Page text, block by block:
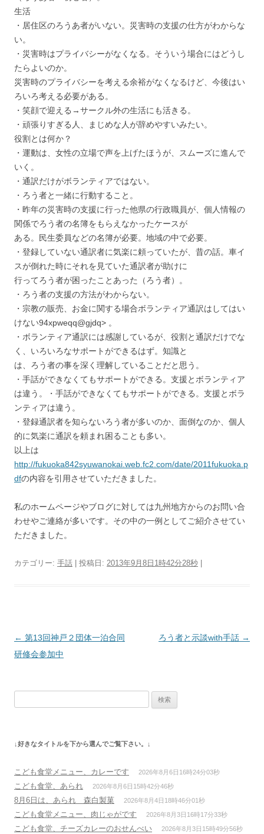
生活
・居住区のろうあ者がいない。災害時の支援の仕方がわからな
い。
・災害時はプライバシーがなくなる。そういう場合にはどうし
たらよいのか。
災害時のプライバシーを考える余裕がなくなるけど、今後はい
ろいろ考える必要がある。
・笑顔で迎える→サークル外の生活にも活きる。
・頑張りすぎる人、まじめな人が辞めやすいみたい。
役割とは何か？
・運動は、女性の立場で声を上げたほうが、スムーズに進んで
いく。
・通訳だけがボランティアではない。
・ろう者と一緒に行動すること。
・昨年の災害時の支援に行った他県の行政職員が、個人情報の
関係でろう者の名簿をもらえなかったケースが
ある。民生委員などの名簿が必要。地域の中で必要。
・登録していない通訳者に気楽に頼っていたが、昔の話。車イ
スが倒れた時にそれを見ていた通訳者が助けに
行ってろう者が困ったことあった（ろう者）。
・ろう者の支援の方法がわからない。
・宗教の販売、お金に関する場合ボランティア通訳はしてはい
けない94xpweqq@gjdq> 。
・ボランティア通訳には感謝しているが、役割と通訳だけでな
く、いろいろなサポートができるはず。知識と
は、ろう者の事を深く理解していることだと思う。
・手話ができなくてもサポートができる。支援とボランティア
は違う。・手話ができなくてもサポートができる。支援とボラ
ンティアは違う。
・登録通訳者を知らないろう者が多いのか、面倒なのか、個人
的に気楽に通訳を頼まれ困ることも多い。
以上は
http://fukuoka842syuwanokai.web.fc2.com/date/2011fukuoka.p
dfの内容を引用させていただきました。
私のホームページやブログに対しては九州地方からのお問い合
わせやご連絡が多いです。その中の一例としてご紹介させてい
ただきました。
カテゴリー: 手話 | 投稿日: 2013年9月8日1時42分28秒
投
稿
ン
← 第13回神戸２団体一泊合同
研修会参加中
ろう者と示談with手話 →
↓好きなタイトルを下から選んでご覧下さい。↓
こども食堂メニュー、カレーです 2026年8月6日16時24分03秒
こども食堂、あられ 2026年8月6日15時42分46秒
8月6日は、あられ 森白製菓 2026年8月4日18時46分01秒
こども食堂メニュー、肉じゃがです 2026年8月3日16時17分33秒
こども食堂、チーズカレーのおせんべい 2026年8月3日15時49分56秒